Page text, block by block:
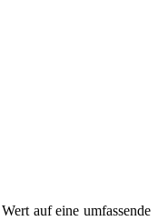
auf eine um­fassende